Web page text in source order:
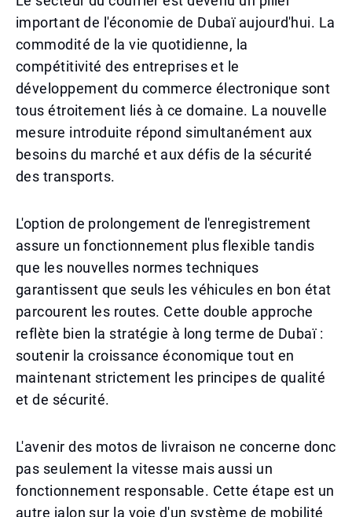
important de l'économie de Dubaï aujourd'hui. La
commodité de la vie quotidienne, la
compétitivité des entreprises et le
développement du commerce électronique sont
tous étroitement liés à ce domaine. La nouvelle
mesure introduite répond simultanément aux
besoins du marché et aux défis de la sécurité
des transports.
L'option de prolongement de l'enregistrement
assure un fonctionnement plus flexible tandis
que les nouvelles normes techniques
garantissent que seuls les véhicules en bon état
parcourent les routes. Cette double approche
reflète bien la stratégie à long terme de Dubaï :
soutenir la croissance économique tout en
maintenant strictement les principes de qualité
et de sécurité.
L'avenir des motos de livraison ne concerne donc
pas seulement la vitesse mais aussi un
fonctionnement responsable. Cette étape est un
autre jalon sur la voie d'un système de mobilité